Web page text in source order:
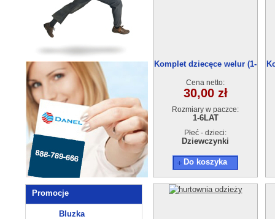
Promocje
Bluzka
Komplety
Komplet dziecęce welur (1-
Cena netto:
30,00 zł
Rozmiary w paczce:
1-6LAT
Płeć - dzieci:
Dziewczynki
Do koszyka